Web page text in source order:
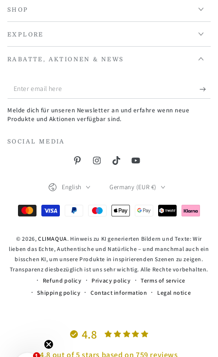
SHOP
EXPLORE
RABATTE, AKTIONEN & NEWS
Enter
email
here
Melde dich für unseren Newsletter an und erfahre wenn neue
Produkte und Aktionen verfügbar sind.
SOCIAL MEDIA
PinterestInstagramTikTokYouTube
© 2026, CLIMAQUA. Hinweis zu KI generierten Bildern und Texte: Wir
lieben das Echte, Authentische und Natürliche – und manchmal auch ein
bisschen KI, um unsere Produkte in inspirierenden Szenen zu zeigen.
Transparenz diesbezüglich ist uns sehr wichtig. Alle Rechte vorbehalten.
Refund policy
Privacy policy
Terms of service
Shipping policy
Contact information Legal notice
English Germany (EUR €)
Payment
4.8
4.8 out of 5 stars based on 759 reviews